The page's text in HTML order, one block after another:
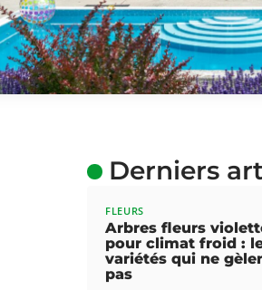
Derniers
FLEURS
Arbres fleurs
pour climat froid :
variétés qui ne
pas